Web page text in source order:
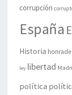
corrupción
España
Historia
ley libertad
política